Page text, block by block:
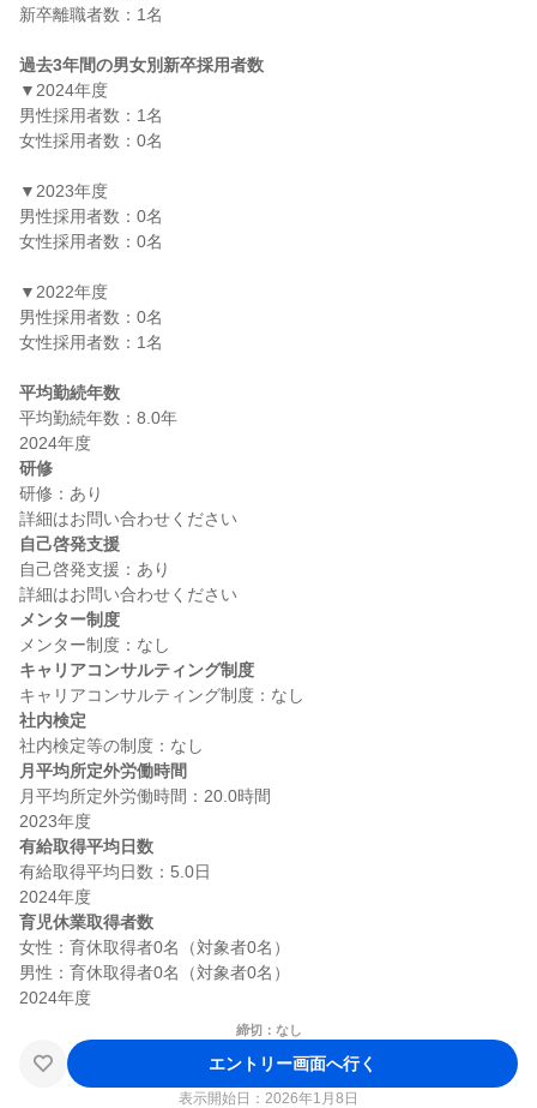
新卒離職者数：1名
過去3年間の男女別新卒採用者数
▼2024年度
男性採用者数：1名
女性採用者数：0名
▼2023年度
男性採用者数：0名
女性採用者数：0名
▼2022年度
男性採用者数：0名
女性採用者数：1名
平均勤続年数
平均勤続年数：8.0年
研修
研修：あり
自己啓発支援
自己啓発支援：あり
メンター制度
キャリアコンサルティング制度
社内検定
月平均所定外労働時間
月平均所定外労働時間：20.0時間
有給取得平均日数
有給取得平均日数：5.0日
育児休業取得者数
女性：育休取得者0名（対象者0名）
男性：育休取得者0名（対象者0名）
締切：なし
エントリー画面へ行く
表示開始日：2026年1月8日